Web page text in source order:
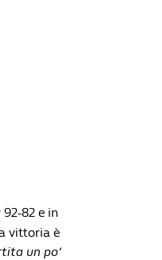
92-82 e in
vittoria è
un po’